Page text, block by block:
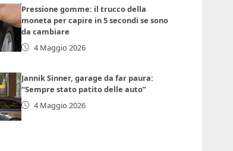
Pressione gomme: il trucco della
moneta per capire in 5 secondi se sono
da cambiare
4 Maggio 2026
Jannik Sinner, garage da far paura:
“Sempre stato patito delle auto”
4 Maggio 2026